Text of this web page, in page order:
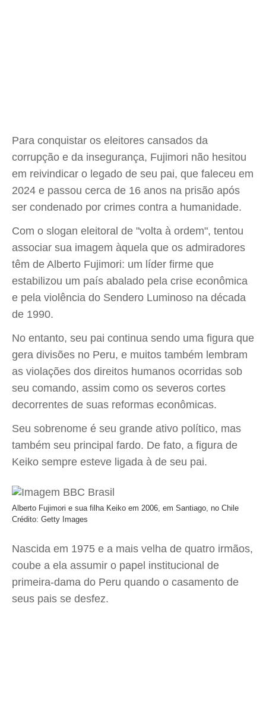
Para conquistar os eleitores cansados da
corrupção e da insegurança, Fujimori não hesitou
em reivindicar o legado de seu pai, que faleceu em
2024 e passou cerca de 16 anos na prisão após
ser condenado por crimes contra a humanidade.
Com o slogan eleitoral de "volta à ordem", tentou
associar sua imagem àquela que os admiradores
têm de Alberto Fujimori: um líder firme que
estabilizou um país abalado pela crise econômica
e pela violência do Sendero Luminoso na década
de 1990.
No entanto, seu pai continua sendo uma figura que
gera divisões no Peru, e muitos também lembram
as violações dos direitos humanos ocorridas sob
seu comando, assim como os severos cortes
decorrentes de suas reformas econômicas.
Seu sobrenome é seu grande ativo político, mas
também seu principal fardo. De fato, a figura de
Keiko sempre esteve ligada à de seu pai.
Alberto Fujimori e sua filha Keiko em 2006, em Santiago, no Chile
Crédito: Getty Images
Nascida em 1975 e a mais velha de quatro irmãos,
coube a ela assumir o papel institucional de
primeira-dama do Peru quando o casamento de
seus pais se desfez.